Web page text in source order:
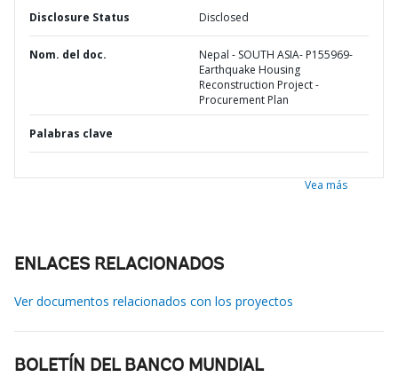
Disclosure Status Disclosed
Nom. del doc.
Nepal - SOUTH ASIA- P155969-
Earthquake Housing
Reconstruction Project -
Procurement Plan
Palabras clave
Vea más
ENLACES RELACIONADOS
Ver documentos relacionados con los proyectos
BOLETÍN DEL BANCO MUNDIAL